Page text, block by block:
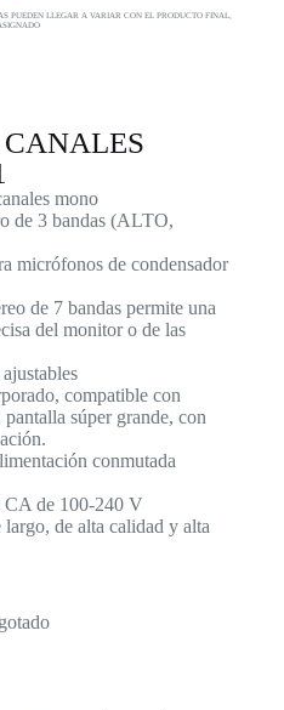
PUEDEN LLEGAR A VARIAR CON EL PRODUCTO FINAL,
mono
de 3 bandas (ALTO,
micrófonos de condensador
de 7 bandas permite una
del monitor o de las
compatible con
súper grande, con
conmutada
CA de 100-240 V
de alta calidad y alta